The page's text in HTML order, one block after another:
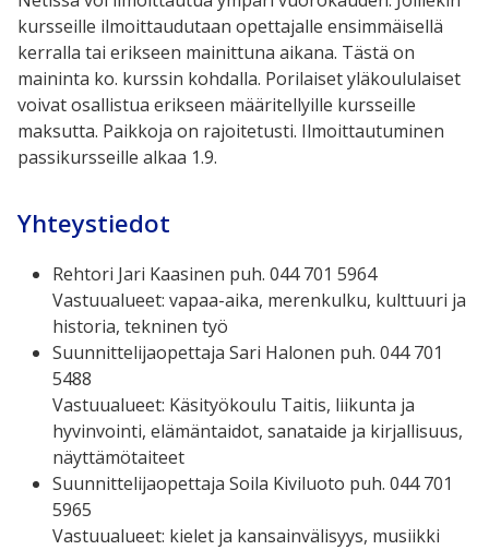
kursseille ilmoittaudutaan opettajalle ensimmäisellä
kerralla tai erikseen mainittuna aikana. Tästä on
maininta ko. kurssin kohdalla. Porilaiset yläkoululaiset
voivat osallistua erikseen määritellyille kursseille
maksutta. Paikkoja on rajoitetusti. Ilmoittautuminen
passikursseille alkaa 1.9.
Yhteystiedot
Rehtori Jari Kaasinen puh. 044 701 5964
Vastuualueet: vapaa-aika, merenkulku, kulttuuri ja
historia, tekninen työ
Suunnittelijaopettaja Sari Halonen puh. 044 701
5488
Vastuualueet: Käsityökoulu Taitis, liikunta ja
hyvinvointi, elämäntaidot, sanataide ja kirjallisuus,
näyttämötaiteet
Suunnittelijaopettaja Soila Kiviluoto puh. 044 701
5965
Vastuualueet: kielet ja kansainvälisyys, musiikki